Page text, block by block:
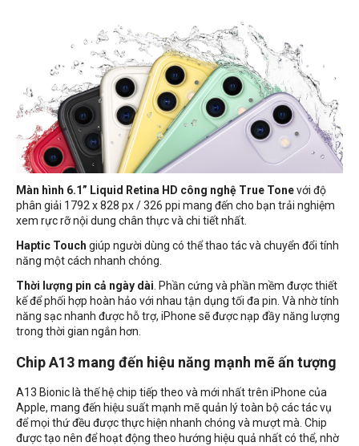
Màn hình 6.1” Liquid Retina HD công nghệ True Tonevới độ
phân giải 1792 x 828 px / 326 ppi mang đến cho bạn trải nghiệm
xem rực rỡ nội dung chân thực và chi tiết nhất.
Haptic Touch giúp người dùng có thể thao tác và chuyển đổi tính
năng một cách nhanh chóng.
Thời lượng pin cả ngày dài. Phần cứng và phần mềm được thiết
kế để phối hợp hoàn hảo với nhau tận dụng tối đa pin. Và nhờ tính
năng sạc nhanh được hỗ trợ, iPhone sẽ được nạp đầy năng lượng
trong thời gian ngắn hơn.
Chip A13 mang đến hiệu năng mạnh mẽ ấn tượng
A13 Bionic là thế hệ chip tiếp theo và mới nhất trên iPhone của
Apple, mang đến hiệu suất mạnh mẽ quản lý toàn bộ các tác vụ
để mọi thứ đều được thực hiện nhanh chóng và mượt mà. Chip
được tạo nên để hoạt động theo hướng hiệu quả nhất có thể, nhờ